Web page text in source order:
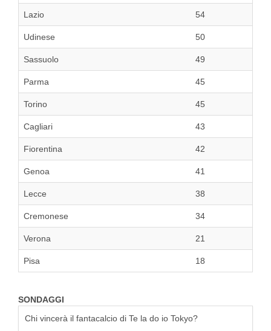
Lazio 54
Udinese 50
Sassuolo 49
Parma 45
Torino 45
Cagliari 43
Fiorentina 42
Genoa 41
Lecce 38
Cremonese 34
Verona 21
Pisa 18
SONDAGGI
Chi vincerà il fantacalcio di Te la do io Tokyo?